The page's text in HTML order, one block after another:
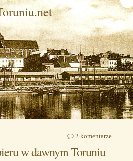
2 komentarze
w dawnym Toruniu